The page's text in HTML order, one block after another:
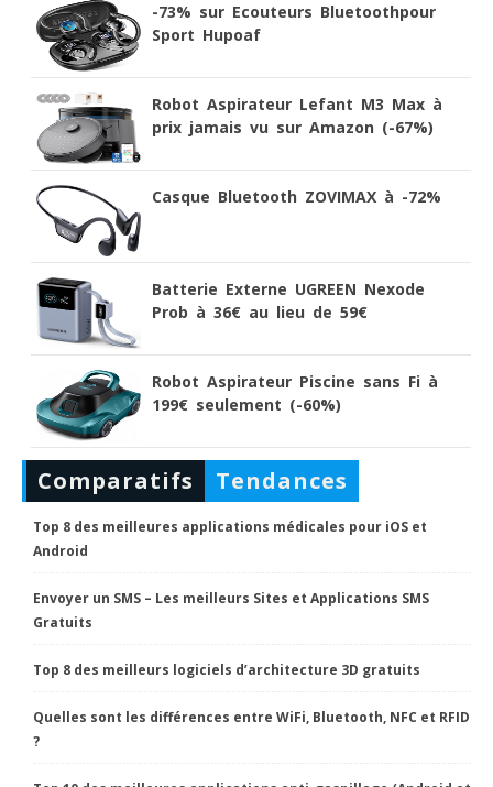
-73% sur Ecouteurs Bluetoothpour
Sport Hupoaf
Robot Aspirateur Lefant M3 Max à
prix jamais vu sur Amazon (-67%)
Casque Bluetooth ZOVIMAX à -72%
Batterie Externe UGREEN Nexode
Prob à 36€ au lieu de 59€
Robot Aspirateur Piscine sans Fi à
199€ seulement (-60%)
Comparatifs Tendances
Top 8 des meilleures applications médicales pour iOS et
Android
Envoyer un SMS – Les meilleurs Sites et Applications SMS
Gratuits
Top 8 des meilleurs logiciels d’architecture 3D gratuits
Quelles sont les différences entre WiFi, Bluetooth, NFC et RFID
?